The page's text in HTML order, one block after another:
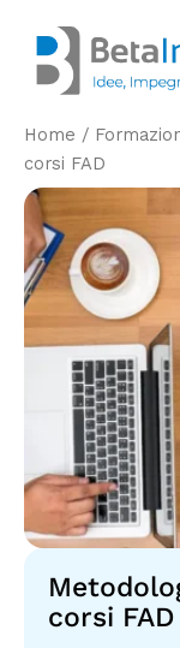
contenuto
Home /
corsi FAD
corsi FAD